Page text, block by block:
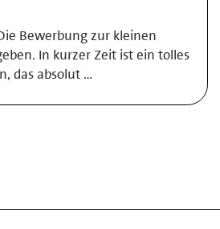
Bewerbung zur kleinen
In kurzer Zeit ist ein tolles
das absolut …